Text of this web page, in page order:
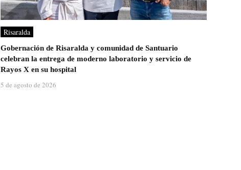
Risaralda
Gobernación de Risaralda y comunidad de Santuario
celebran la entrega de moderno laboratorio y servicio de
Rayos X en su hospital
5 de agosto de 2026